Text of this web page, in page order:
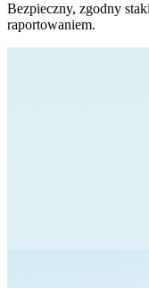
Bezpieczny, zgodny
raportowaniem.